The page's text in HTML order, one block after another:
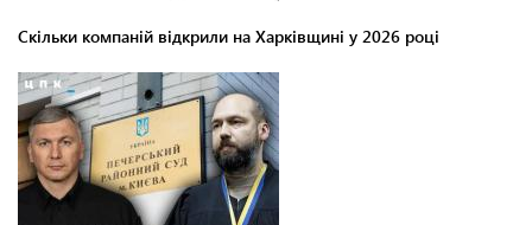
Скільки компаній відкрили на Харківщині у 2026 році